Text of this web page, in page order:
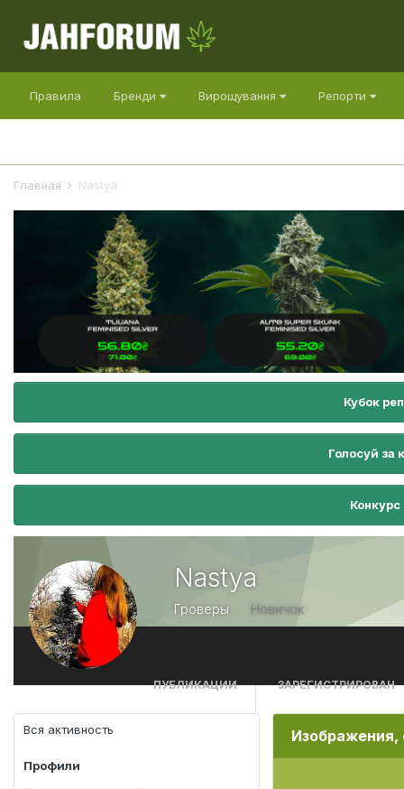
Правила Бренди Вирощування Репорти
Главная Nastya
Кубок
Голосуй
Nastya
Гроверы Новичок
ПУБЛИКАЦИИ ЗАРЕГИСТРИРОВАН
Вся активность
Профили
Изображения,